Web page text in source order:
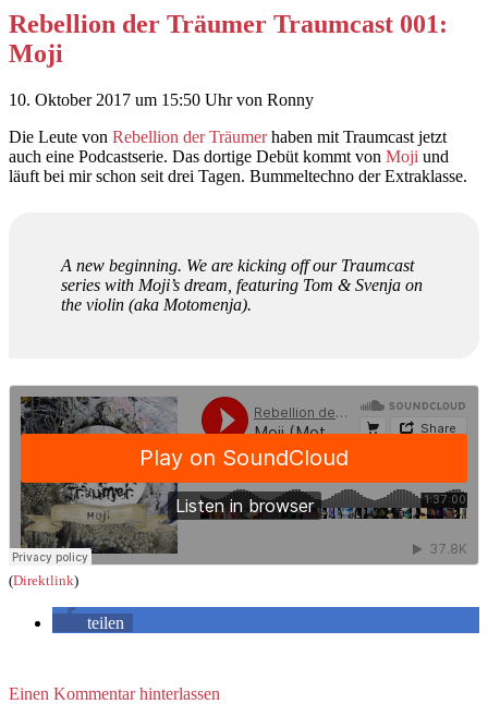
Rebellion der Träumer Traumcast 001:
Moji
10. Oktober 2017 um 15:50 Uhrvon Ronny
Die Leute von Rebellion der Träumerhaben mit Traumcast jetzt
auch eine Podcastserie. Das dortige Debüt kommt von Moji und
läuft bei mir schon seit drei Tagen. Bummeltechno der Extraklasse.
A new beginning. We are kicking off our Traumcast
series with Moji’s dream, featuring Tom & Svenja on
the violin (aka Motomenja).
(Direktlink)
teilen
Einen Kommentar hinterlassen